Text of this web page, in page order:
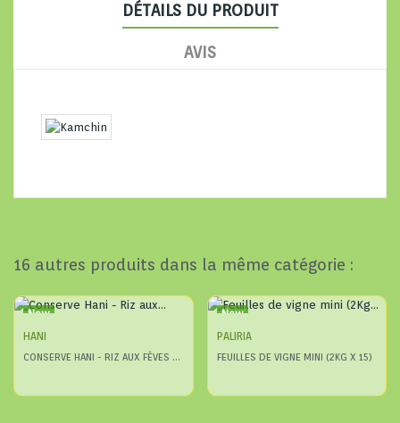
DÉTAILS DU PRODUIT
AVIS
16 autres produits dans la même catégorie :
New
HANI
CONSERVE HANI - RIZ AUX FÈVES ET À L'ANETH /...
New
PALIRIA
FEUILLES DE VIGNE MINI (2KG X 15)